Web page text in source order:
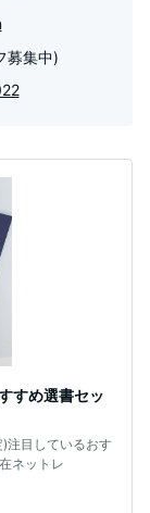
募集中)
すめ選書セッ
注目しているおす
ネットレ